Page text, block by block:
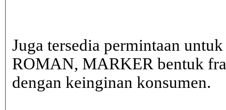
Juga tersedia permintaan
ROMAN, MARKER bentuk
dengan keinginan konsumen.